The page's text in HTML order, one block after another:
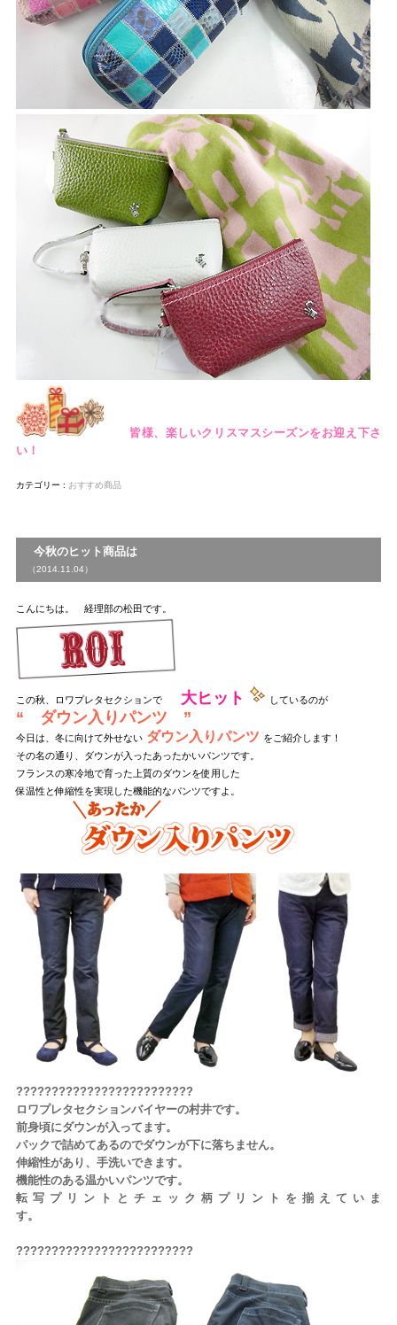
皆様、楽しいクリスマスシーズンをお迎え下さ
い！
カテゴリー : おすすめ商品
今秋のヒット商品は
（2014.11.04）
こんにちは。 経理部の松田です。
この秋、ロワプレタセクションで 大ヒット しているのが
“ ダウン入りパンツ ”
今日は、冬に向けて外せないダウン入りパンツ をご紹介します！
その名の通り、ダウンが入ったあったかいパンツです。
フランスの寒冷地で育った上質のダウンを使用した
保温性と伸縮性を実現した機能的なパンツですよ。
?????????????????????????
ロワプレタセクションバイヤーの村井です。
前身頃にダウンが入ってます。
パックで詰めてあるのでダウンが下に落ちません。
伸縮性があり、手洗いできます。
機能性のある温かいパンツです。
転写プリントとチェック柄プリントを揃えていま
す。
?????????????????????????